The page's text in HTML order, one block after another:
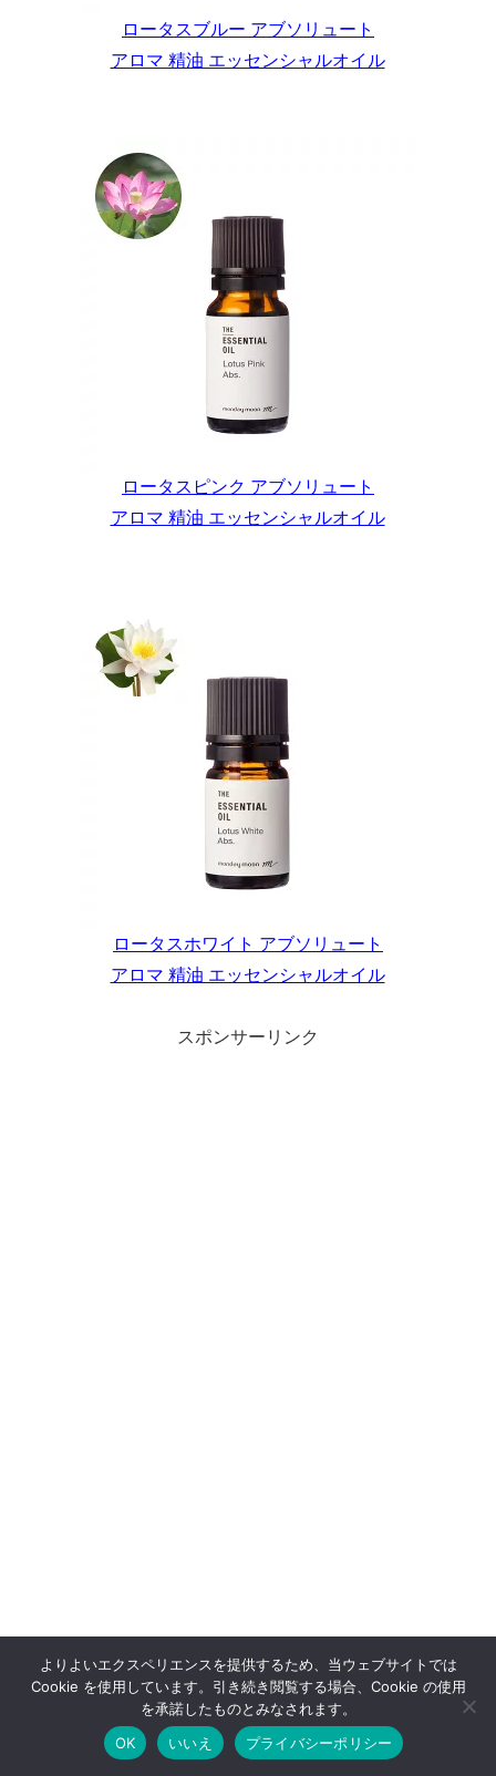
ロータスブルー アブソリュート
アロマ 精油 エッセンシャルオイル
ロータスピンク アブソリュート
アロマ 精油 エッセンシャルオイル
ロータスホワイト アブソリュート
アロマ 精油 エッセンシャルオイル
スポンサーリンク
ホーム 検索 トップ
よりよいエクスペリエンスを提供するため、当ウェブサイトでは
Cookie を使用しています。引き続き閲覧する場合、Cookie の使用
を承諾したものとみなされます。
OK
いいえ プライバシーポリシー